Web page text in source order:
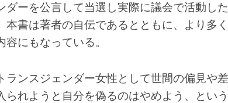
ダーを公言して当選し実際に議会で活動し
本書は著者の自伝であるとともに、より多
にもなっている。
ランスジェンダー女性として世間の偏見や
られようと自分を偽るのはやめよう、とい